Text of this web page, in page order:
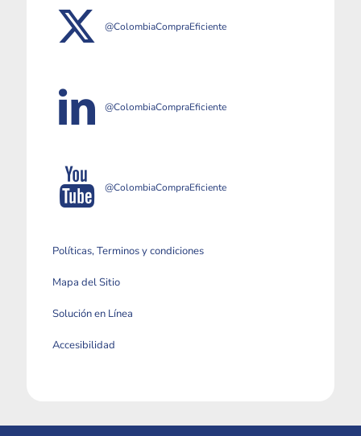
@ColombiaCompraEficiente
@ColombiaCompraEficiente
@ColombiaCompraEficiente
Políticas, Terminos y condiciones
Mapa del Sitio
Solución en Línea
Accesibilidad